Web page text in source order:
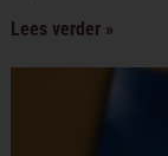
Lees verder »